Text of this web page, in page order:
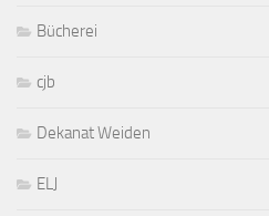
Bücherei
cjb
Dekanat Weiden
ELJ